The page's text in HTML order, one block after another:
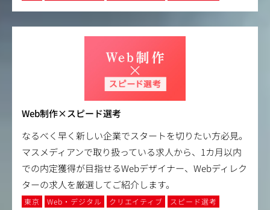
Web制作×スピード選考
なるべく早く新しい企業でスタートを切りたい方必見。
マスメディアンで取り扱っている求人から、1カ月以内
での内定獲得が目指せるWebデザイナー、Webディレク
ターの求人を厳選してご紹介します。
東京 Web・デジタル クリエイティブ スピード選考